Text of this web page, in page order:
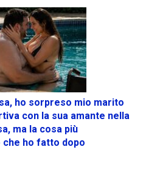
ho sorpreso mio marito
con la sua amante nella
ma la cosa più
ho fatto dopo